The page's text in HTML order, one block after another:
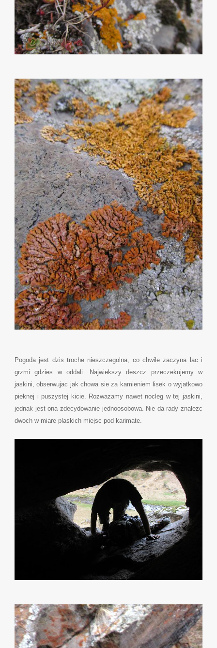
Pogoda jest dzis troche nieszczegolna, co chwile zaczyna lac i
grzmi gdzies w oddali. Najwiekszy deszcz przeczekujemy w
jaskini, obserwujac jak chowa sie za kamieniem lisek o wyjatkowo
pieknej i puszystej kicie. Rozwazamy nawet nocleg w tej jaskini,
jednak jest ona zdecydowanie jednoosobowa. Nie da rady znalezc
dwoch w miare plaskich miejsc pod karimate.